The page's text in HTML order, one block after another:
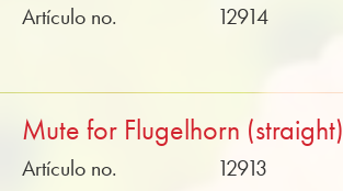
Artículo no.
12914
Mute for Flugelhorn (straight)
Artículo no.
12913